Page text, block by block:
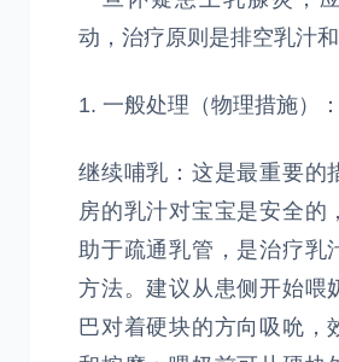
动，治疗原则是排空乳汁和
1. 一般处理（物理措施）：
继续哺乳：这是最重要的
房的乳汁对宝宝是安全的
助于疏通乳管，是治疗乳
方法。建议从患侧开始喂
巴对着硬块的方向吸吮，